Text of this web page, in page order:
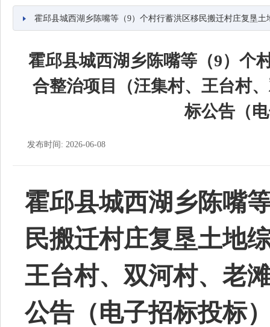
霍邱县城西湖乡陈嘴等（9）个村行蓄洪区移民搬迁村庄复垦土地综合整治项目（汪集村、王台
霍邱县城西湖乡陈嘴等（9）个
合整治项目（汪集村、王台村
标公告（
发布时间: 2026-06-08
霍邱县城西湖乡陈嘴
民搬迁村庄复垦土地
王台村、双河村、老
公告（电子招标投标